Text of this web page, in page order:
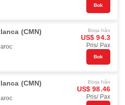
Bok
(CMN) Börja från
US$ 94.3
Pris/ Pax
Bok
(CMN) Börja från
US$ 98.46
Pris/ Pax